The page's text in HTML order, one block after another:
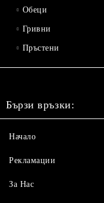
Обеци
Гривни
Пръстени
Бързи връзки:
Начало
Рекламации
За Нас